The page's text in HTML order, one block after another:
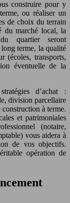
construire pour y
ou réaliser un
de choix du terrain
du marché local, la
quartier seront
terme, la qualité
(écoles, transports,
éventuelle de la
d’achat :
division parcellaire
à terme.
et patrimoniales
(notaire,
vous aidera à
de vos objectifs.
opération de